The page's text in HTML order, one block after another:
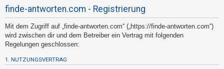
l
d
e
n
finde-antworten.com - Registrierung
Mit dem Zugriff auf „finde-antworten.com“ („https://finde-antworten.com“)
wird zwischen dir und dem Betreiber ein Vertrag mit folgenden
Regelungen geschlossen:
1. NUTZUNGSVERTRAG